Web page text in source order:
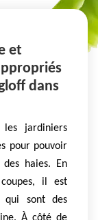
et
dans
les jardiniers
pour pouvoir
haies. En
il est
qui sont des
À côté de